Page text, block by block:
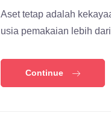
Aset tetap adalah
usia pemakaian lebih
Continue